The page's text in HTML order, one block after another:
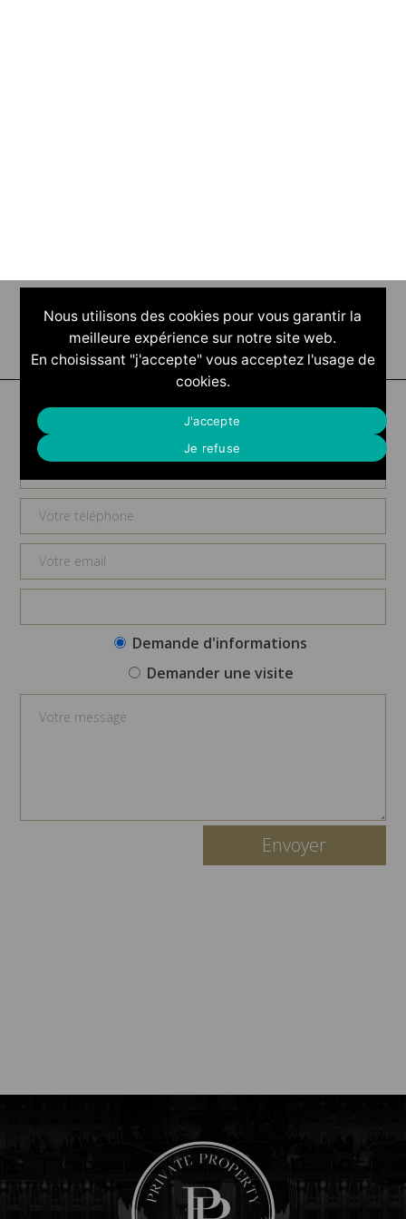
Demande d'informations
Demande d'informations
Demander une visite
Nous utilisons des cookies pour vous garantir la
meilleure expérience sur notre site web.
En choisissant "j'accepte" vous acceptez l'usage de
cookies.
J'accepte
Je refuse